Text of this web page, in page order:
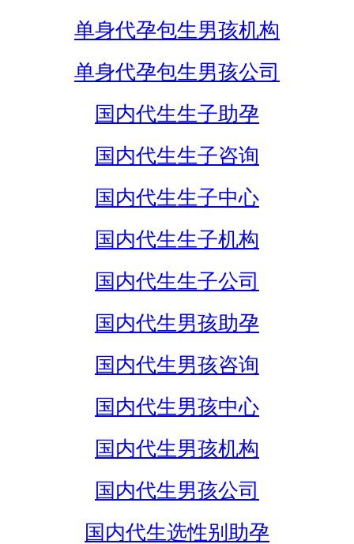
单身代孕包生男孩机构
单身代孕包生男孩公司
国内代生生子助孕
国内代生生子咨询
国内代生生子中心
国内代生生子机构
国内代生生子公司
国内代生男孩助孕
国内代生男孩咨询
国内代生男孩中心
国内代生男孩机构
国内代生男孩公司
国内代生选性别助孕